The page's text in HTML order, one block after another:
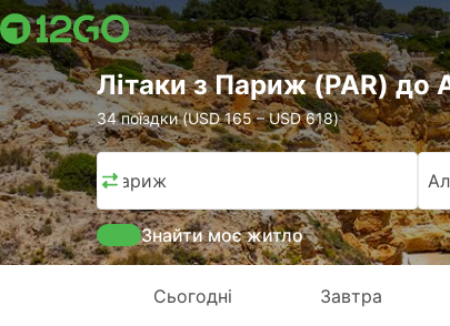
Лiтаки з Париж (PAR) до
34 поїздки (USD 165 – USD 618)
Париж
Знайти моє житло
Сьогодні Завтра